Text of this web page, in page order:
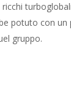
potuto con un
gruppo.